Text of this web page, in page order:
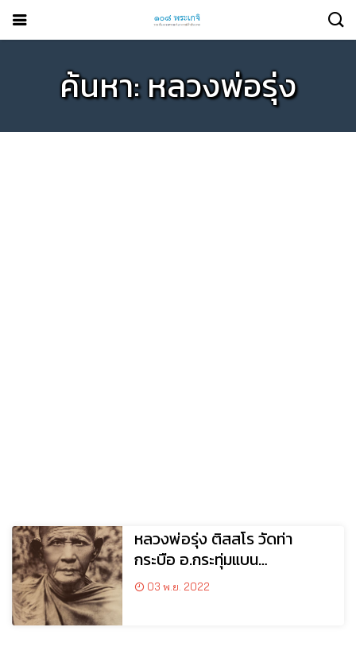
ค้นหา: หลวงพ่อรุ่ง
หลวงพ่อรุ่ง ติสสโร วัดท่า
กระบือ อ.กระทุ่มแบน
จ.สมุทรสาคร
03 พ.ย. 2022